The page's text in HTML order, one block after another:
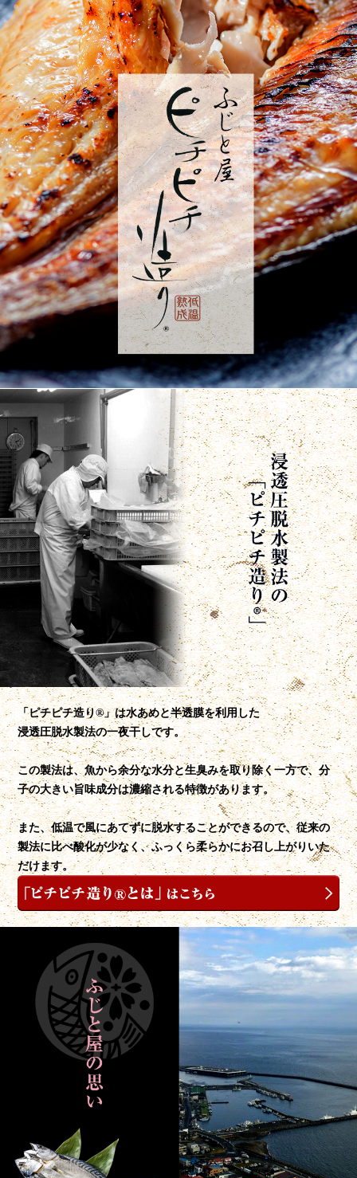
「ピチピチ造り®」は水あめと半透膜を利用した
浸透圧脱水製法の一夜干しです。
この製法は、魚から余分な水分と生臭みを取り除く一方で、分
子の大きい旨味成分は濃縮される特徴があります。
また、低温で風にあてずに脱水することができるので、従来の
製法に比べ酸化が少なく、ふっくら柔らかにお召し上がりいた
だけます。